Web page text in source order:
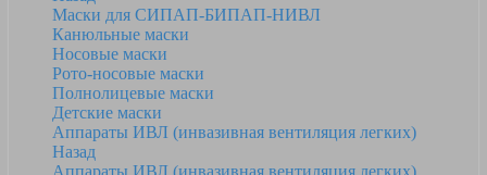
Маски для СИПАП-БИПАП-НИВЛ
Канюльные маски
Носовые маски
Рото-носовые маски
Полнолицевые маски
Детские маски
Аппараты ИВЛ (инвазивная вентиляция легких)
Назад
Аппараты ИВЛ (инвазивная вентиляция легких)